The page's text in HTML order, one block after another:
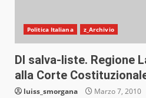
Politica Italiana z_Archivio
Dl salva-liste. Regione
alla Corte
luiss_smorgana Marzo 7, 2010